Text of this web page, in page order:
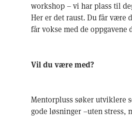
workshop – vi har plass til
Her er det raust. Du får være
får vokse med de oppgavene
Vil du være med?
Mentorpluss søker utviklere
gode løsninger –uten stress,